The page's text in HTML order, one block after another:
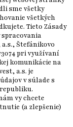
sme všetky
všetkých
Tieto Zásady
Štefánikovo
pri využívaní
komunikácie na
a.s. je
v súlade s
vy chcete
(a zlepšenie)